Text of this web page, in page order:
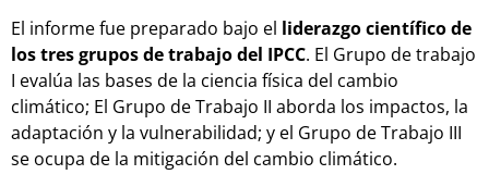
El informe fue preparado bajo el liderazgo científico de
los tres grupos de trabajo del IPCC. El Grupo de trabajo
I evalúa las bases de la ciencia física del cambio
climático; El Grupo de Trabajo II aborda los impactos, la
adaptación y la vulnerabilidad; y el Grupo de Trabajo III
se ocupa de la mitigación del cambio climático.